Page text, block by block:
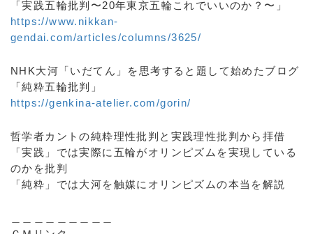
「実践五輪批判〜20年東京五輪これでいいのか？〜」
https://www.nikkan-
gendai.com/articles/columns/3625/
NHK大河「いだてん」を思考すると題して始めたブログ
「純粋五輪批判」
https://genkina-atelier.com/gorin/
哲学者カントの純粋理性批判と実践理性批判から拝借
「実践」では実際に五輪がオリンピズムを実現している
のかを批判
「純粋」では大河を触媒にオリンピズムの本当を解説